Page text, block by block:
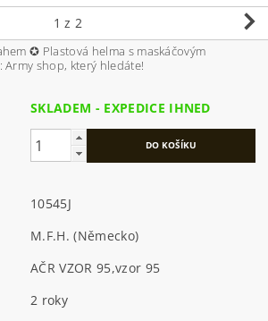
1 z 2
✪ Plastová helma s maskáčovým
Army shop, který hledáte!
SKLADEM - EXPEDICE IHNED
10545J
M.F.H. (Německo)
AČR VZOR 95,vzor 95
2 roky